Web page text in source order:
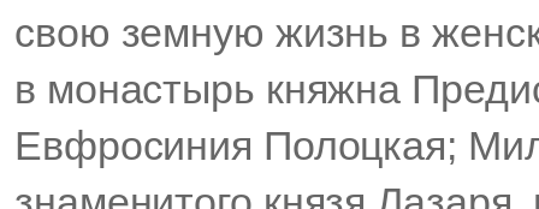
свою земную жизнь в
в монастырь княжна
Евфросиния Полоцкая;